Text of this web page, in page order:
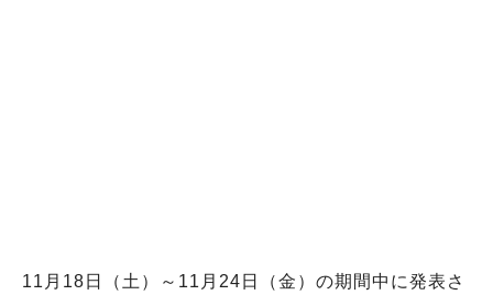
11月18日（土）～11月24日（金）の期間中に発表さ